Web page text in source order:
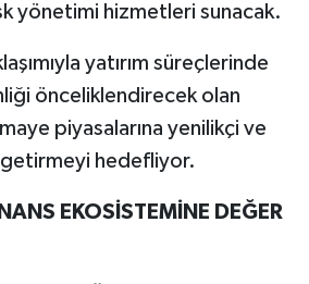
yönetimi hizmetleri sunacak.
yatırım süreçlerinde
önceliklendirecek olan
piyasalarına yenilikçi ve
hedefliyor.
EKOSİSTEMİNE DEĞER